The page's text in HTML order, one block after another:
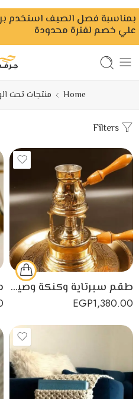
علي خصم لفترة محدودة
Home منتجات تحت
طقم سبرتاية وكنكة وصينية صناعة يدوية مصرية من النحاس الأصفر
EGP1,380.00